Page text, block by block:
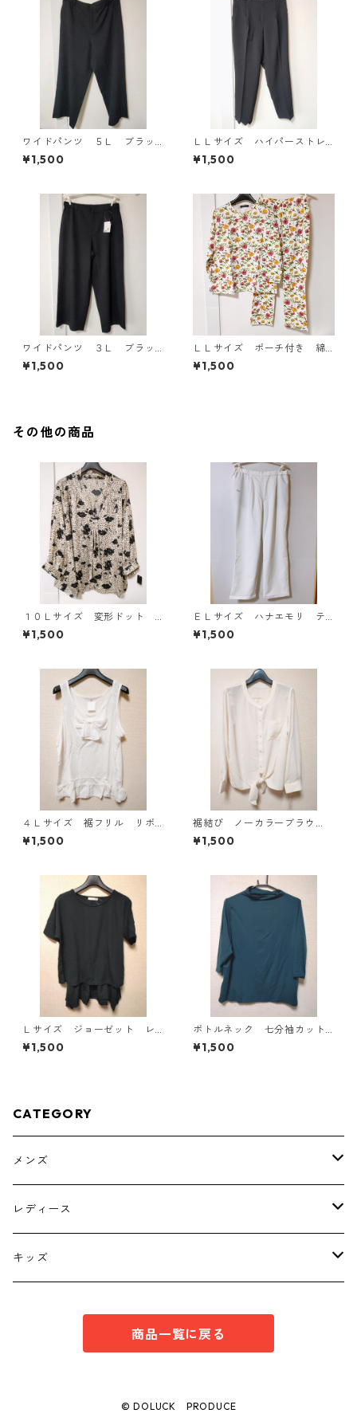
ワイドパンツ ５Ｌ ブラッ
ク KAE-4725
¥1,500
ＬＬサイズ ハイパーストレ
ッチ センタープレスパン
ツ ブラック KAE-4704
¥1,500
ワイドパンツ ３Ｌ ブラッ
ク KAE-4697
¥1,500
ＬＬサイズ ポーチ付き 綿
１００％ 花柄 トラベルパ
ジャマ ホワイト KAE-4578
¥1,500
その他の商品
１０Ｌサイズ 変形ドット
花柄 ボウタイブラウス オ
フホワイト KAE-4771
¥1,500
ＥＬサイズ ハナエモリ テ
ーパードパンツ ナース ホ
ワイト KAE-4159
¥1,500
４Ｌサイズ 裾フリル リボ
ン付きタンクトップ オフホ
ワイト KAE-4780
¥1,500
裾結び ノーカラーブラウ
ス ３Ｌ アイボリー KAE-
4813
¥1,500
Ｌサイズ ジョーゼット レ
イヤード風プルオーバー ブ
ラック KAE-4792
¥1,500
ボトルネック 七分袖カット
ソー ４Ｌ ティールグリー
ン KAE-4815
¥1,500
CATEGORY
メンズ
トップス
ボトムス
レディース
トップス
キッズ
商品一覧に戻る
© DOLUCK PRODUCE